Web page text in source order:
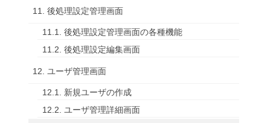
11. 後処理設定管理画面
11.1. 後処理設定管理画面の各種機能
11.2. 後処理設定編集画面
12. ユーザ管理画面
12.1. 新規ユーザの作成
12.2. ユーザ管理詳細画面